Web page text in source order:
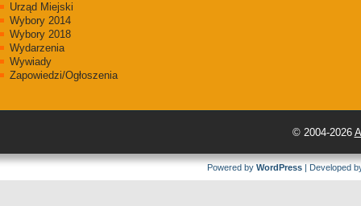
Urząd Miejski
Wybory 2014
Wybory 2018
Wydarzenia
Wywiady
Zapowiedzi/Ogłoszenia
© 2004-2026
Powered by WordPress | Developed